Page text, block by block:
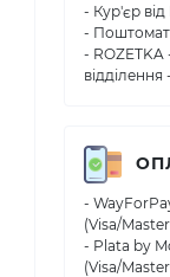
- Кур'єр
-
- ROZETKA
-
(Visa/
- Plata by
(Visa/